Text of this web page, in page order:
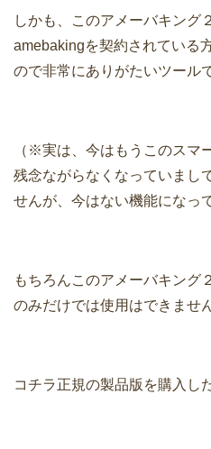
しかも、このアメーバキング
amebakingを契約されている
ので非常にありがたいツール
（※実は、今はもうこのスマ
残念ながらなくなっていまし
せんが、今はない機能になっ
もちろんこのアメーバキング
のみだけでは使用はできません
コチラ正規の製品版を購入し